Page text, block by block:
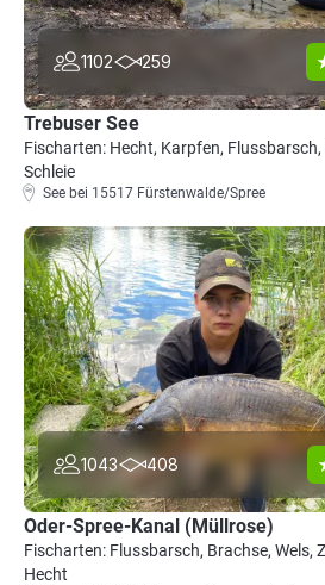
1102 259
Trebuser See
Fischarten: Hecht, Karpfen, Flussbarsch,
Schleie
See bei 15517 Fürstenwalde/Spree
1043 408
Oder-Spree-Kanal (Müllrose)
Fischarten: Flussbarsch, Brachse, Wels,
Hecht